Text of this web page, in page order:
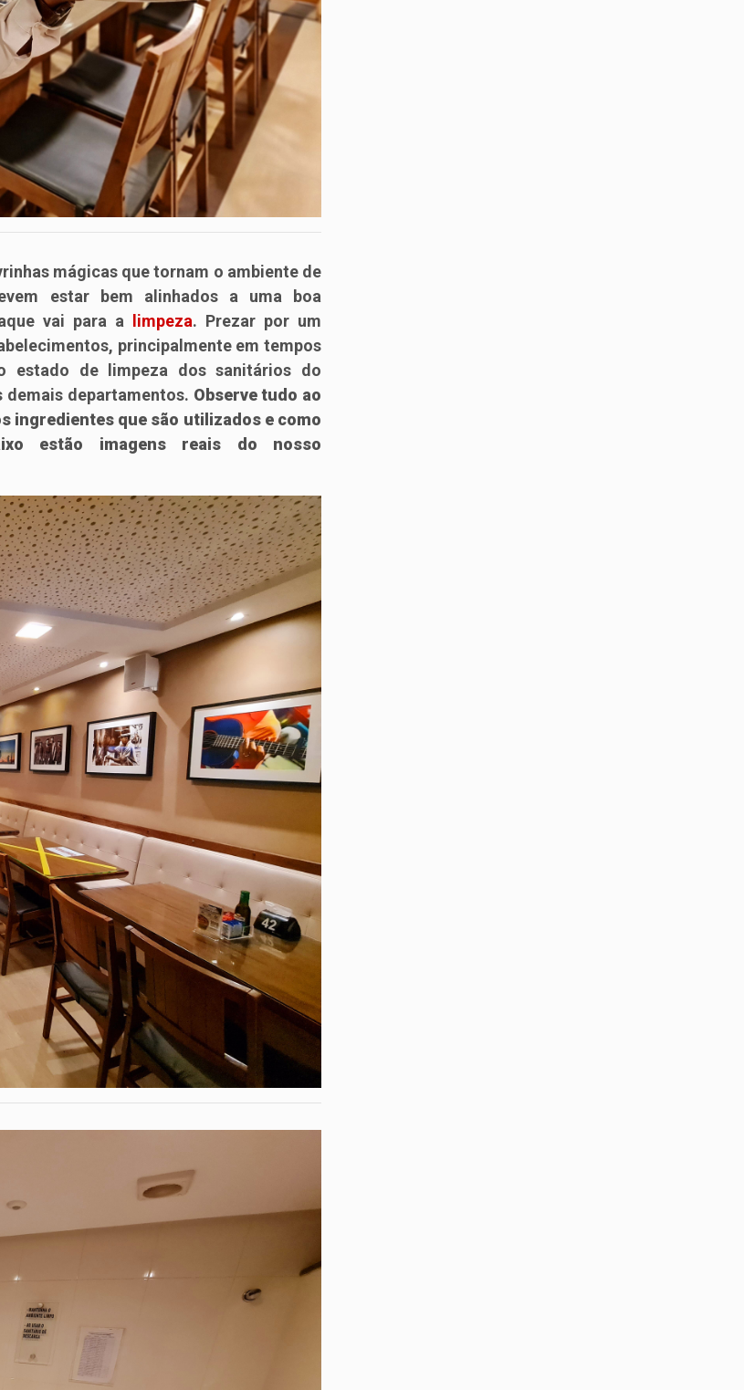
mágicas que tornam o ambiente de
estar bem alinhados a uma boa
vai para a limpeza. Prezar por um
principalmente em tempos
estado de limpeza dos sanitários do
departamentos. Observe tudo ao
ingredientes que são utilizados e como
estão imagens reais do nosso